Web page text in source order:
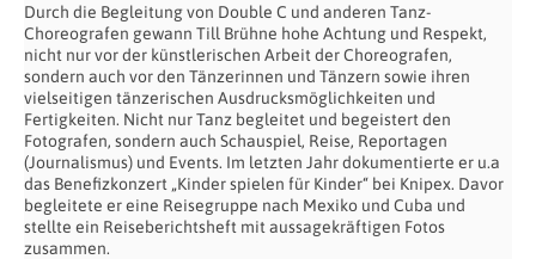
Durch die Begleitung von Double C und anderen Tanz-
Choreografen gewann Till Brühne hohe Achtung und Respekt,
nicht nur vor der künstlerischen Arbeit der Choreografen,
sondern auch vor den Tänzerinnen und Tänzern sowie ihren
vielseitigen tänzerischen Ausdrucksmöglichkeiten und
Fertigkeiten. Nicht nur Tanz begleitet und begeistert den
Fotografen, sondern auch Schauspiel, Reise, Reportagen
(Journalismus) und Events. Im letzten Jahr dokumentierte er u.a
das Benefizkonzert „Kinder spielen für Kinder“ bei Knipex. Davor
begleitete er eine Reisegruppe nach Mexiko und Cuba und
stellte ein Reiseberichtsheft mit aussagekräftigen Fotos
zusammen.